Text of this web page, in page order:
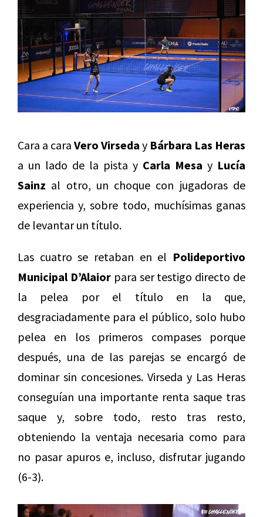
Cara a cara Vero Virseda y Bárbara Las Heras
a un lado de la pista y Carla Mesa y Lucía
Sainz al otro, un choque con jugadoras de
experiencia y, sobre todo, muchísimas ganas
de levantar un título.
Las cuatro se retaban en el Polideportivo
Municipal D’Alaiorpara ser testigo directo de
la pelea por el título en la que,
desgraciadamente para el público, solo hubo
pelea en los primeros compases porque
después, una de las parejas se encargó de
dominar sin concesiones. Virseda y Las Heras
conseguían una importante renta saque tras
saque y, sobre todo, resto tras resto,
obteniendo la ventaja necesaria como para
no pasar apuros e, incluso, disfrutar jugando
(6-3).